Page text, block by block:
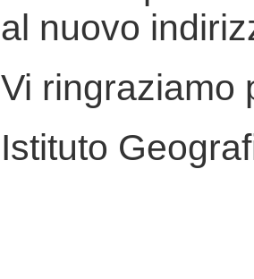
al nuovo
Vi ringraziamo
Istituto